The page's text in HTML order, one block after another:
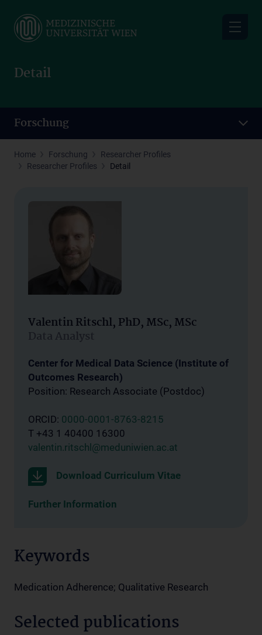
main
Detail
Forschung
Home Forschung
Researcher Profiles
Researcher Profiles
Detail
Valentin Ritschl, PhD, MSc, MSc
Data Analyst
Center for Medical Data Science (Institute of
Outcomes Research)
Position: Research Associate (Postdoc)
ORCID: 0000-0001-8763-8215
T +43 1 40400 16300
valentin.ritschl@meduniwien.ac.at
Download Curriculum Vitae
Further Information
Keywords
Medication Adherence; Qualitative Research
Selected publications